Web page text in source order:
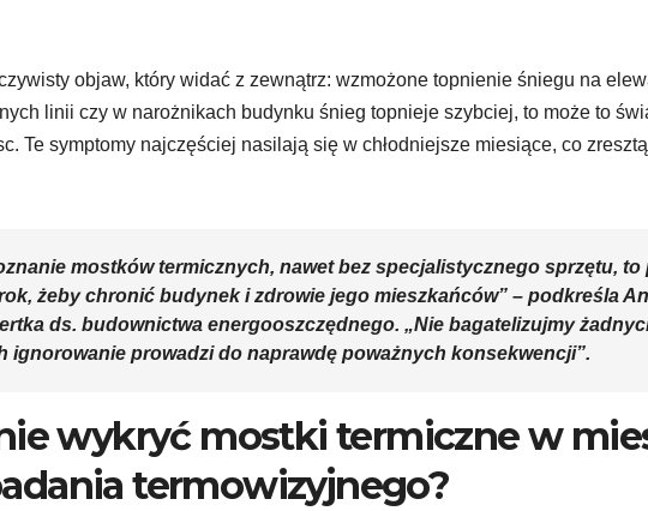
objaw, który widać z zewnątrz: wzmożone topnienie śniegu na
linii czy w narożnikach budynku śnieg topnieje szybciej, to może to
Te symptomy najczęściej nasilają się w chłodniejsze miesiące, co
mostków termicznych, nawet bez specjalistycznego sprzętu, to
żeby chronić budynek i zdrowie jego mieszkańców” – podkreśla
ds. budownictwa energooszczędnego. „Nie bagatelizujmy
ignorowanie prowadzi do naprawdę poważnych konsekwencji”.
wykryć mostki termiczne w
termowizyjnego?